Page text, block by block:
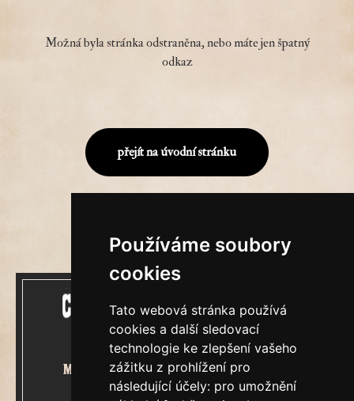
Používáme soubory
cookies
Tato webová stránka používá
cookies a další sledovací
technologie ke zlepšení vašeho
zážitku z prohlížení pro
následující účely: pro umožnění
Možná byla stránka odstraněna, nebo máte jen špatný
odkaz
přejít na úvodní stránku
Mecenášem Cimrmanova Zpravodaje
je společnost